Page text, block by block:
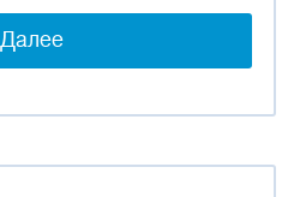
Далее